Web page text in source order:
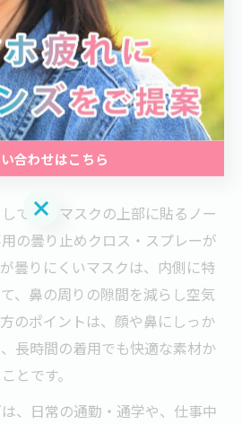
ると、呼吸による水蒸気がレン
が発生するのが大きな悩みで
、マスクの上部をしっかりフィ
止めコートが施されたメガネを
。さらに、100均などで手に入る
ズワイヤー付きマスクの使用も
ては、マスクの上部に貼るノー
の曇り止めクロス・スプレーが
曇りにくいマスクは、内側に特
、鼻の周りの隙間を減らし空気
のポイントは、顔や鼻にしっか
長時間の着用でも快適な素材か
とです。
、日常の通勤・通学や、仕事中
い合わせはこちら
合わせはこちら